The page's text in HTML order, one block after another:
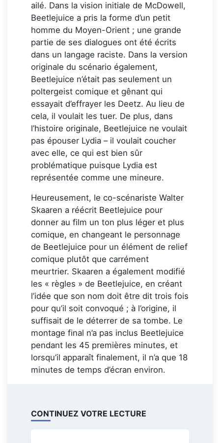
ailé. Dans la vision initiale de McDowell,
Beetlejuice a pris la forme d’un petit
homme du Moyen-Orient ; une grande
partie de ses dialogues ont été écrits
dans un langage raciste. Dans la version
originale du scénario également,
Beetlejuice n’était pas seulement un
poltergeist comique et gênant qui
essayait d’effrayer les Deetz. Au lieu de
cela, il voulait les tuer. De plus, dans
l’histoire originale, Beetlejuice ne voulait
pas épouser Lydia – il voulait coucher
avec elle, ce qui est bien sûr
problématique puisque Lydia est
représentée comme une mineure.
Heureusement, le co-scénariste Walter
Skaaren a réécrit Beetlejuice pour
donner au film un ton plus léger et plus
comique, en changeant le personnage
de Beetlejuice pour un élément de relief
comique plutôt que carrément
meurtrier. Skaaren a également modifié
les « règles » de Beetlejuice, en créant
l’idée que son nom doit être dit trois fois
pour qu’il soit convoqué ; à l’origine, il
suffisait de le déterrer de sa tombe. Le
montage final n’a pas inclus Beetlejuice
pendant les 45 premières minutes, et
lorsqu’il apparaît finalement, il n’a que 18
minutes de temps d’écran environ.
CONTINUEZ VOTRE LECTURE